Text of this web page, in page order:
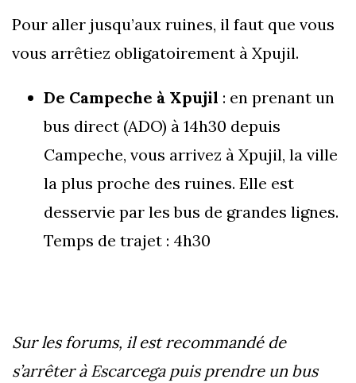
Pour aller jusqu’aux ruines, il faut que vous
vous arrêtiez obligatoirement à Xpujil.
De Campeche à Xpujil : en prenant un
bus direct (ADO) à 14h30 depuis
Campeche, vous arrivez à Xpujil, la ville
la plus proche des ruines. Elle est
desservie par les bus de grandes lignes.
Temps de trajet : 4h30
Sur les forums, il est recommandé de
s’arrêter à Escarcega puis prendre un bus